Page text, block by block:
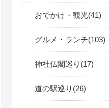
おでかけ・観光 41
グルメ・ランチ 103
神社仏閣巡り 17
道の駅巡り 26